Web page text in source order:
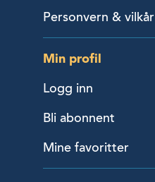
Personvern & vilkår
Min profil
Logg inn
Bli abonnent
Mine favoritter